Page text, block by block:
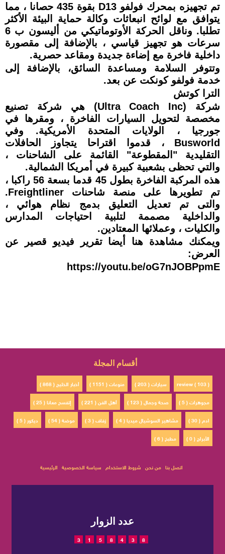
تم تجهيزه بمحرك فولفو D13 بقوة 435 حصانا ، مما
يتوافق مع لوائح انبعاثات وكالة حماية البيئة الأكثر
تطلبا. وناقل الحركة الأوتوماتيكي من أليسون ب 6
سرعات هو تجهيز قياسي ، بالإضافة إلى مقصورة
داخلية فاخرة مع إضاءة جديدة ومقاعد حصرية.
وتتوفر السلامة ومساعدة السائق، بالإضافة إلى
خدمة فولفو كونكت عن بعد.
الترا كوتش
شركة (Ultra Coach Inc) هي شركة تصنيع
مخصصة لتحويل السيارات الفاخرة ، ومقرها في
جورجيا ، الولايات المتحدة الأمريكية. وفي
Busworld ، قدموا اقتراحا يتجاوز الحافلات
التقليدية "المقطوعة" القائمة على الشاحنات ،
والتي تحظى بشعبية كبيرة في أمريكا الشمالية.
هذه المركبة الفاخرة بطول 45 قدما بسعة 56 راكبا ،
تم تطويرها على منصة شاحنات Freightliner.
والتى تم تعديل التعليق بدمج نظام هوائي ،
والداخلية مصممة لتلبية احتياجات المدارس
والكليات ، وعملائها المعتادين.
ويمكنك مشاهدة هنا أيضا تقرير فيديو قصير عن
العرض:
https://youtu.be/oG7nJOBPpmE
أقسام المجلة
أخبار الخليج ( 868 ) منوعات ( 1151 ) سيارات ( 203 )
review ( 103 )
إتفسح معانا ( 25 )
أهل الفن ( 221 ) صحة وجمال ( 123 )
مجوهرات ( 5 )
ديكور ( 5 )
موضة ( 54 ) زفاف ( 3 ) مشاهير السوشيال ميديا ( 4 )
ادم ( 30 )
مطبخ ( 6 )
الأبراج ( 0 )
الرئيسية سياسة الخصوصية شروط الاستخدام من نحن اتصل بنا
عدد الزوار
3 1 5 8 4 3 8